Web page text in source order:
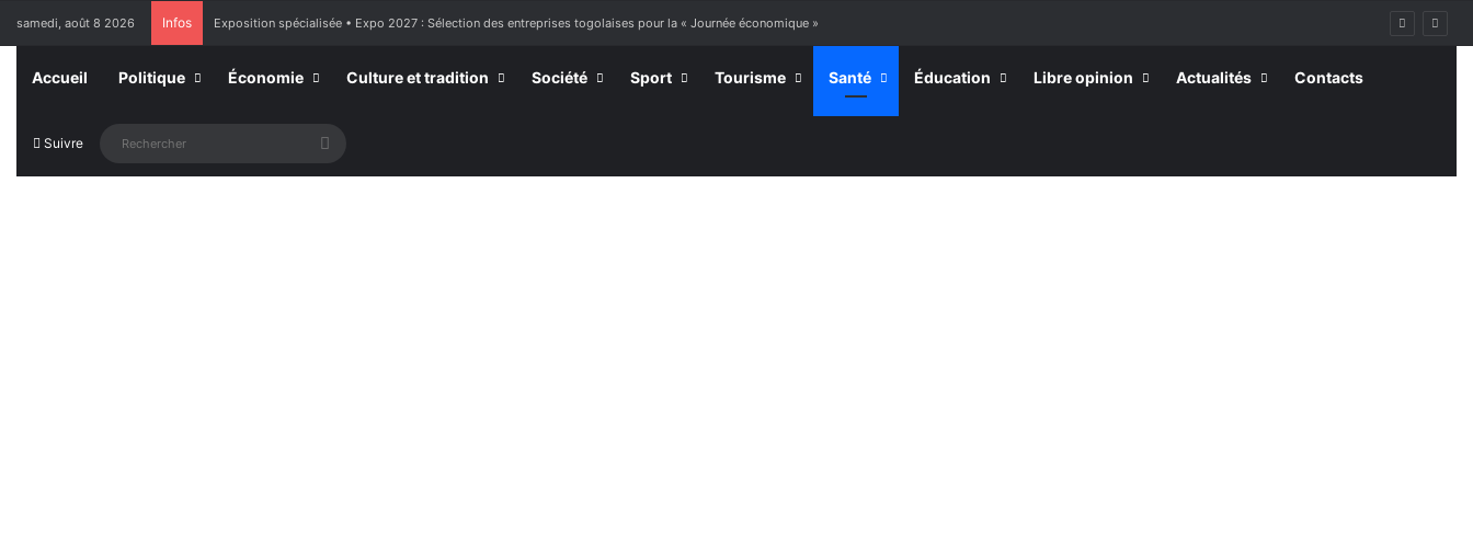
samedi, août 8 2026 Infos Exposition spécialisée • Expo 2027 : Sélection des entreprises togolaises pour la « Journée économique »
Accueil Politique Économie Culture et tradition Société Sport Tourisme Santé Éducation Libre opinion Actualités Contacts
Suivre Rechercher